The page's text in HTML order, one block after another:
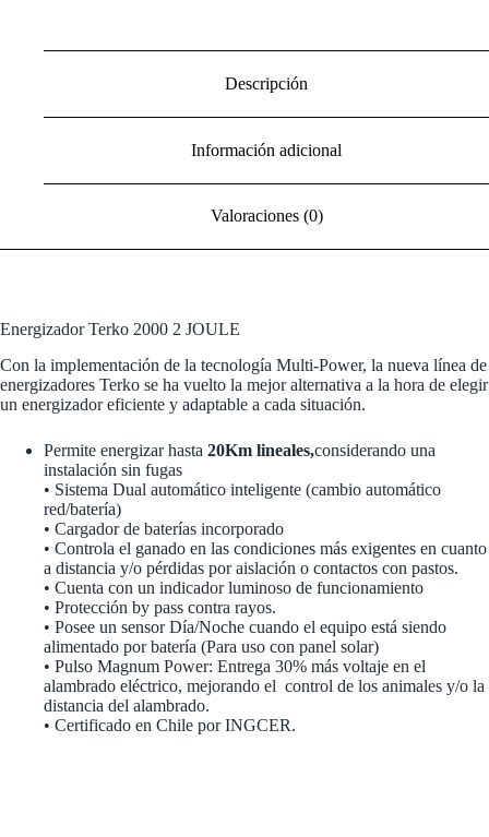
Descripción
Información adicional
Valoraciones (0)
Energizador Terko 2000 2 JOULE
Con la implementación de la tecnología Multi-Power, la nueva línea de
energizadores Terko se ha vuelto la mejor alternativa a la hora de elegir
un energizador eficiente y adaptable a cada situación.
Permite energizar hasta 20Km lineales,considerando una
instalación sin fugas
• Sistema Dual automático inteligente (cambio automático
red/batería)
• Cargador de baterías incorporado
• Controla el ganado en las condiciones más exigentes en cuanto
a distancia y/o pérdidas por aislación o contactos con pastos.
• Cuenta con un indicador luminoso de funcionamiento
• Protección by pass contra rayos.
• Posee un sensor Día/Noche cuando el equipo está siendo
alimentado por batería (Para uso con panel solar)
• Pulso Magnum Power: Entrega 30% más voltaje en el
alambrado eléctrico, mejorando el control de los animales y/o la
distancia del alambrado.
• Certificado en Chile por INGCER.